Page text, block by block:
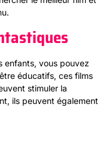
enfants, vous pouvez
éducatifs, ces films
stimuler la
ils peuvent également